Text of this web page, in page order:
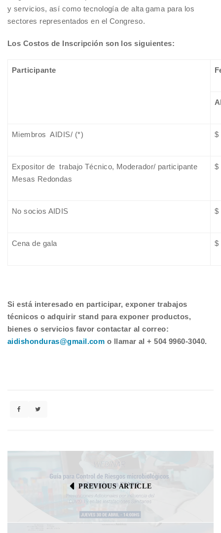
y servicios, así como tecnología de alta gama para los
sectores representados en el Congreso.
Los Costos de Inscripción son los siguientes:
Participante
Miembros AIDIS/ (*) $
Expositor de trabajo Técnico, Moderador/ participante
Mesas Redondas
$
No socios AIDIS $
Cena de gala $
Si está interesado en participar, exponer trabajos
técnicos o adquirir stand para exponer productos,
bienes o servicios favor contactar al correo:
aidishonduras@gmail.com o llamar al + 504 9960-3040.
PREVIOUS ARTICLE